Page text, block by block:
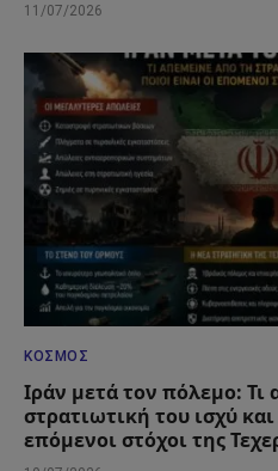
11/07/2026
ΚΌΣΜΟΣ
Ιράν μετά τον πόλεμο: Τι
στρατιωτική του ισχύ και
επόμενοι στόχοι της